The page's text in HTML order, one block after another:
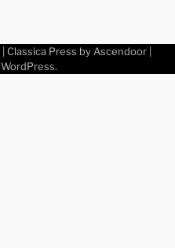
| Classica Press by Ascendoor|
WordPress.